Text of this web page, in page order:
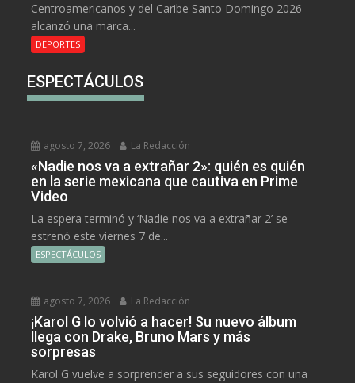
Centroamericanos y del Caribe Santo Domingo 2026
alcanzó una marca...
DEPORTES
ESPECTÁCULOS
agosto 7, 2026 La Redacción
«Nadie nos va a extrañar 2»: quién es quién
en la serie mexicana que cautiva en Prime
Video
La espera terminó y ‘Nadie nos va a extrañar 2’ se
estrenó este viernes 7 de...
ESPECTÁCULOS
agosto 7, 2026 La Redacción
¡Karol G lo volvió a hacer! Su nuevo álbum
llega con Drake, Bruno Mars y más
sorpresas
Karol G vuelve a sorprender a sus seguidores con una